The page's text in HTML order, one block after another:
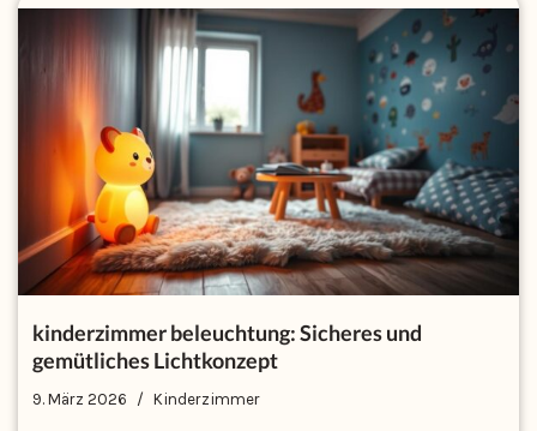
kinderzimmer beleuchtung: Sicheres und
gemütliches Lichtkonzept
9. März 2026 Kinderzimmer